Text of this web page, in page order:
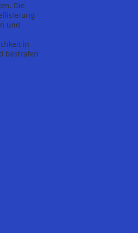
Die
und
in
bestrafen